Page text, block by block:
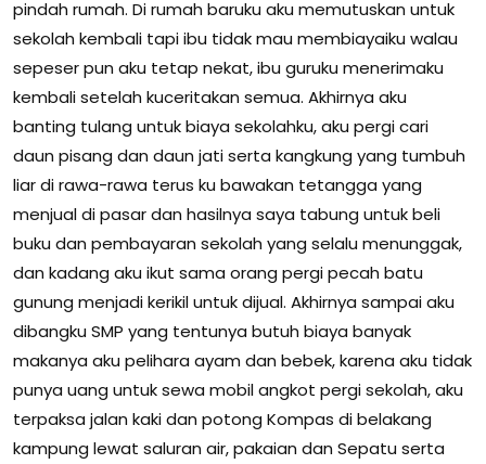
pindah rumah. Di rumah baruku aku memutuskan untuk
sekolah kembali tapi ibu tidak mau membiayaiku walau
sepeser pun aku tetap nekat, ibu guruku menerimaku
kembali setelah kuceritakan semua. Akhirnya aku
banting tulang untuk biaya sekolahku, aku pergi cari
daun pisang dan daun jati serta kangkung yang tumbuh
liar di rawa-rawa terus ku bawakan tetangga yang
menjual di pasar dan hasilnya saya tabung untuk beli
buku dan pembayaran sekolah yang selalu menunggak,
dan kadang aku ikut sama orang pergi pecah batu
gunung menjadi kerikil untuk dijual. Akhirnya sampai aku
dibangku SMP yang tentunya butuh biaya banyak
makanya aku pelihara ayam dan bebek, karena aku tidak
punya uang untuk sewa mobil angkot pergi sekolah, aku
terpaksa jalan kaki dan potong Kompas di belakang
kampung lewat saluran air, pakaian dan Sepatu serta